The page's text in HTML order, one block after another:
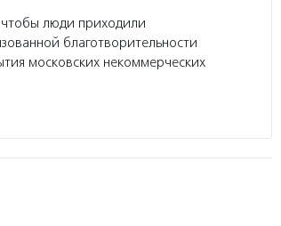
чтобы люди приходили
благотворительности
московских некоммерческих